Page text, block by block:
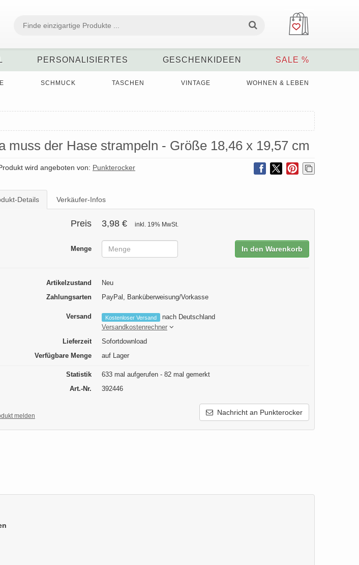
PERSONALISIERTES GESCHENKIDEEN SALE %
SCHMUCK TASCHEN VINTAGE WOHNEN & LEBEN
muss der Hase strampeln - Größe 18,46 x 19,57 cm
wird angeboten von: Punkterocker
Details Verkäufer-Infos
Preis 3,98 € inkl. 19% MwSt.
Menge In den Warenkorb
Artikelzustand
Neu
Zahlungsarten
PayPal, Banküberweisung/Vorkasse
Versand Kostenloser Versand
nach Deutschland
Versandkostenrechner
Lieferzeit
Sofortdownload
Verfügbare Menge
auf Lager
Statistik
633 mal aufgerufen - 82 mal gemerkt
Art.-Nr.
392446
Nachricht an Punkterocker
melden